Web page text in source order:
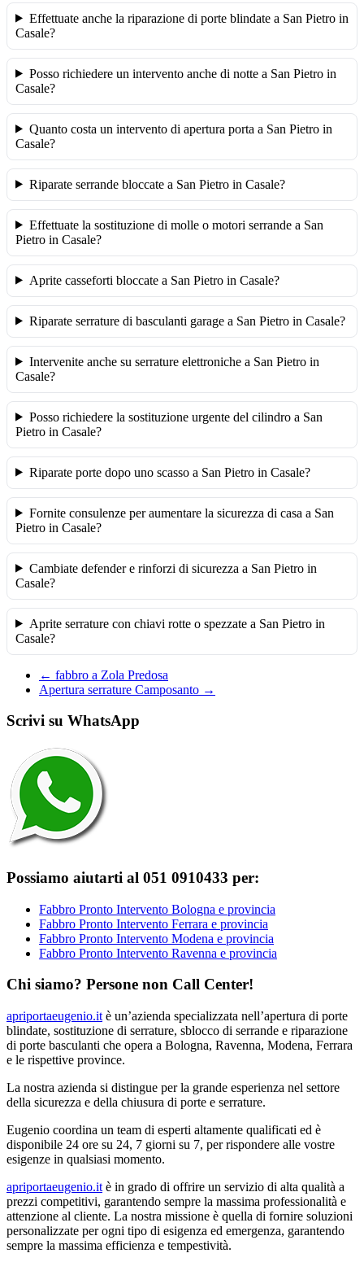
Effettuate anche la riparazione di porte blindate a San Pietro in
Casale?
Posso richiedere un intervento anche di notte a San Pietro in
Casale?
Quanto costa un intervento di apertura porta a San Pietro in
Casale?
Riparate serrande bloccate a San Pietro in Casale?
Effettuate la sostituzione di molle o motori serrande a San
Pietro in Casale?
Aprite casseforti bloccate a San Pietro in Casale?
Riparate serrature di basculanti garage a San Pietro in Casale?
Intervenite anche su serrature elettroniche a San Pietro in
Casale?
Posso richiedere la sostituzione urgente del cilindro a San
Pietro in Casale?
Riparate porte dopo uno scasso a San Pietro in Casale?
Fornite consulenze per aumentare la sicurezza di casa a San
Pietro in Casale?
Cambiate defender e rinforzi di sicurezza a San Pietro in
Casale?
Aprite serrature con chiavi rotte o spezzate a San Pietro in
Casale?
← fabbro a Zola Predosa
Apertura serrature Camposanto →
Scrivi su WhatsApp
Possiamo aiutarti al 051 0910433 per:
Fabbro Pronto Intervento Bologna e provincia
Fabbro Pronto Intervento Ferrara e provincia
Fabbro Pronto Intervento Modena e provincia
Fabbro Pronto Intervento Ravenna e provincia
Chi siamo? Persone non Call Center!
apriportaeugenio.it è un’azienda specializzata nell’apertura di porte
blindate, sostituzione di serrature, sblocco di serrande e riparazione
di porte basculanti che opera a Bologna, Ravenna, Modena, Ferrara
e le rispettive province.
La nostra azienda si distingue per la grande esperienza nel settore
della sicurezza e della chiusura di porte e serrature.
Eugenio coordina un team di esperti altamente qualificati ed è
disponibile 24 ore su 24, 7 giorni su 7, per rispondere alle vostre
esigenze in qualsiasi momento.
apriportaeugenio.it è in grado di offrire un servizio di alta qualità a
prezzi competitivi, garantendo sempre la massima professionalità e
attenzione al cliente. La nostra missione è quella di fornire soluzioni
personalizzate per ogni tipo di esigenza ed emergenza, garantendo
sempre la massima efficienza e tempestività.